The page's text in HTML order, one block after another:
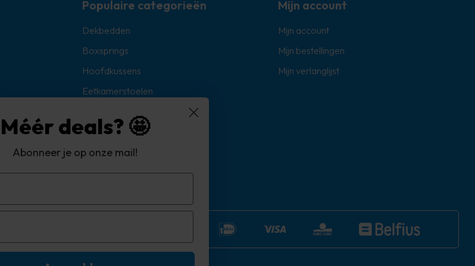
Populaire categorieën
Dekbedden
Boxsprings
Hoofdkussens
Eetkamerstoelen
Hoekbanken
Mijn account
Mijn account
Mijn bestellingen
Mijn verlanglijst
Méér deals? 🤩
Abonneer je op onze mail!